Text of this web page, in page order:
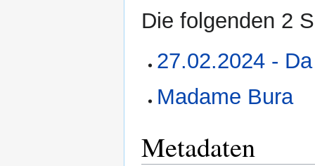
Die folgenden 2
27.02.2024 -
Madame Bura
Metadaten